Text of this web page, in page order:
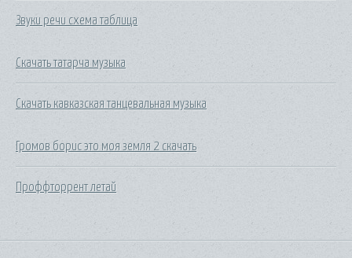
Звуки речи схема таблица
Скачать татарча музыка
Скачать кавказская танцевальная музыка
Громов борис это моя земля 2 скачать
Проффторрент летай